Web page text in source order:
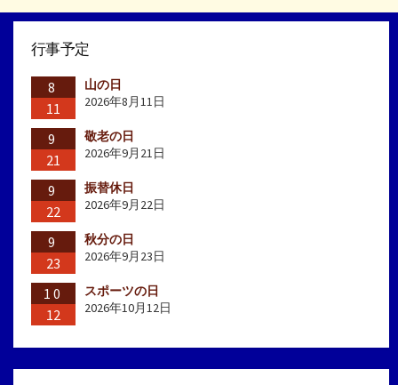
行事予定
8
11
山の日
2026年8月11日
9
21
敬老の日
2026年9月21日
9
22
振替休日
2026年9月22日
9
23
秋分の日
2026年9月23日
10
12
スポーツの日
2026年10月12日